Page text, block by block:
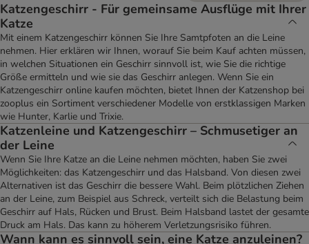
Katzengeschirr - Für gemeinsame Ausflüge mit Ihrer
Katze
Mit einem Katzengeschirr können Sie Ihre Samtpfoten an die Leine
nehmen. Hier erklären wir Ihnen, worauf Sie beim Kauf achten müssen,
in welchen Situationen ein Geschirr sinnvoll ist, wie Sie die richtige
Größe ermitteln und wie sie das Geschirr anlegen. Wenn Sie ein
Katzengeschirr online kaufen möchten, bietet Ihnen der Katzenshop bei
zooplus ein Sortiment verschiedener Modelle von erstklassigen Marken
wie Hunter, Karlie und Trixie.
Katzenleine und Katzengeschirr – Schmusetiger an
der Leine
Wenn Sie Ihre Katze an die Leine nehmen möchten, haben Sie zwei
Möglichkeiten: das Katzengeschirr und das Halsband. Von diesen zwei
Alternativen ist das Geschirr die bessere Wahl. Beim plötzlichen Ziehen
an der Leine, zum Beispiel aus Schreck, verteilt sich die Belastung beim
Geschirr auf Hals, Rücken und Brust. Beim Halsband lastet der gesamte
Druck am Hals. Das kann zu höherem Verletzungsrisiko führen.
Wann kann es sinnvoll sein, eine Katze anzuleinen?